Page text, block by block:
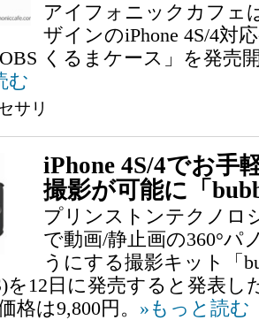
アイフォニックカフェ
ザインのiPhone 4S/4対
くるまケース」を発売
む
サリ
iPhone 4S/4でお手
撮影が可能に「
プリンストンテクノロ
で動画/静止画の360°パ
うにする撮影キット「
を12日に発売すると発表
格は9,800円。 »もっと読む